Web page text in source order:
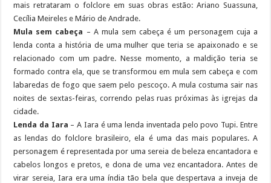
mais retrataram o folclore em suas obras estão: Ariano Suassuna,
Cecília Meireles e Mário de Andrade.
Mula sem cabeça – A mula sem cabeça é um personagem cuja a
lenda conta a história de uma mulher que teria se apaixonado e se
relacionado com um padre. Nesse momento, a maldição teria se
formado contra ela, que se transformou em mula sem cabeça e com
labaredas de fogo que saem pelo pescoço. A mula costuma sair nas
noites de sextas-feiras, correndo pelas ruas próximas às igrejas da
cidade.
Lenda da Iara – A Iara é uma lenda inventada pelo povo Tupi. Entre
as lendas do folclore brasileiro, ela é uma das mais populares. A
personagem é representada por uma sereia de beleza encantadora e
cabelos longos e pretos, e dona de uma vez encantadora. Antes de
virar sereia, Iara era uma índia tão bela que despertava a inveja de